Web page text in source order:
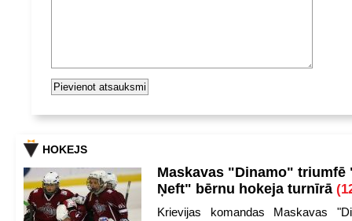
HOKEJS
Maskavas "Dinamo" triumfē
Ņeft" bērnu hokeja turnīrā
Krievijas komandas Maskavas